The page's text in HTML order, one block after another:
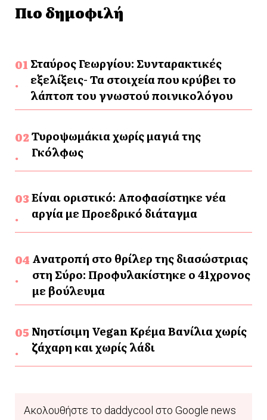
Πιο δημοφιλή
Σταύρος Γεωργίου: Συνταρακτικές
εξελίξεις- Τα στοιχεία που κρύβει το
λάπτοπ του γνωστού ποινικολόγου
Τυροψωμάκια χωρίς μαγιά της
Γκόλφως
Είναι οριστικό: Αποφασίστηκε νέα
αργία με Προεδρικό διάταγμα
Ανατροπή στο θρίλερ της διασώστριας
στη Σύρο: Προφυλακίστηκε ο 41χρονος
με βούλευμα
Νηστίσιμη Vegan Κρέμα Βανίλια χωρίς
ζάχαρη και χωρίς λάδι
Ακολουθήστε το daddycool στο Google news